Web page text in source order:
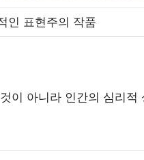
인 표현주의 작품
이 아니라 인간의 심리적